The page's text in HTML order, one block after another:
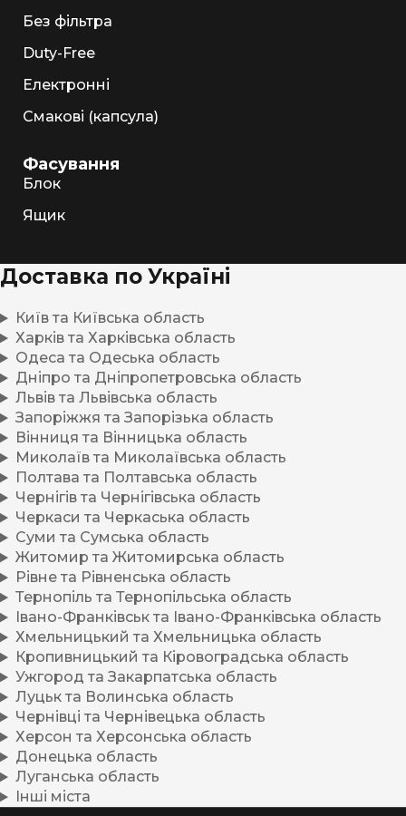
Без фільтра
Duty-Free
Електронні
Смакові (капсула)
Фасування
Блок
Ящик
Доставка по Україні
Київ та Київська область
Харків та Харківська область
Одеса та Одеська область
Дніпро та Дніпропетровська область
Львів та Львівська область
Запоріжжя та Запорізька область
Вінниця та Вінницька область
Миколаїв та Миколаївська область
Полтава та Полтавська область
Чернігів та Чернігівська область
Черкаси та Черкаська область
Суми та Сумська область
Житомир та Житомирська область
Рівне та Рівненська область
Тернопіль та Тернопільська область
Івано-Франківськ та Івано-Франківська область
Хмельницький та Хмельницька область
Кропивницький та Кіровоградська область
Ужгород та Закарпатська область
Луцьк та Волинська область
Чернівці та Чернівецька область
Херсон та Херсонська область
Донецька область
Луганська область
Інші міста